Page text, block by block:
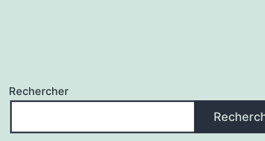
Rechercher